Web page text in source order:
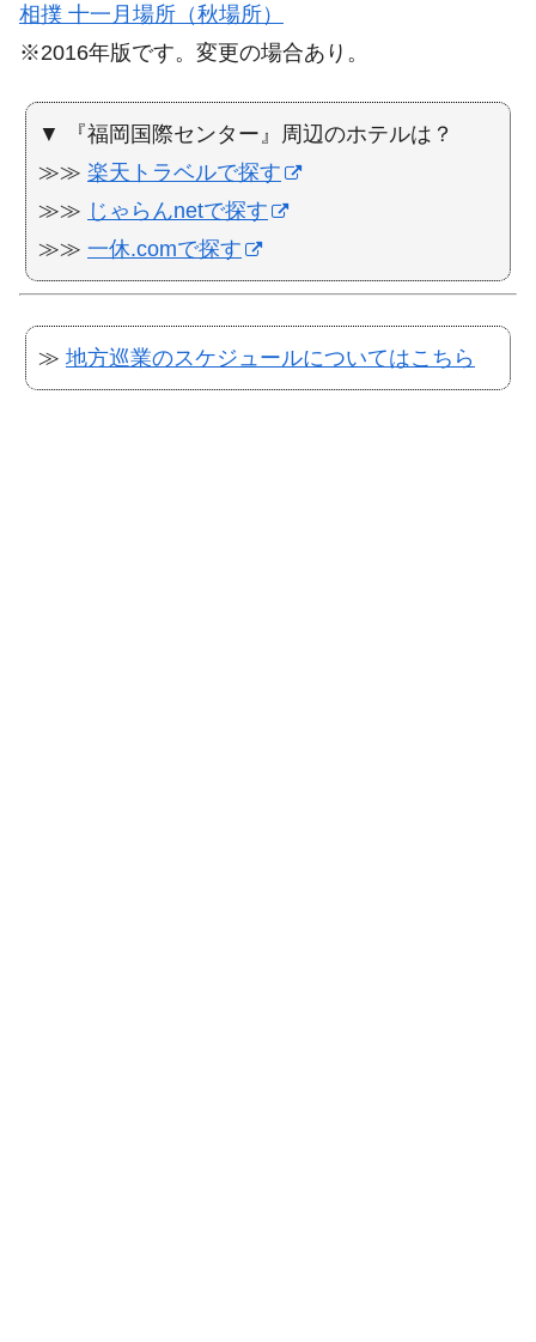
相撲 十一月場所（秋場所）
※2016年版です。変更の場合あり。
▼ 『福岡国際センター』周辺のホテルは？
≫≫ 楽天トラベルで探す
≫≫ じゃらんnetで探す
≫≫ 一休.comで探す
≫ 地方巡業のスケジュールについてはこちら